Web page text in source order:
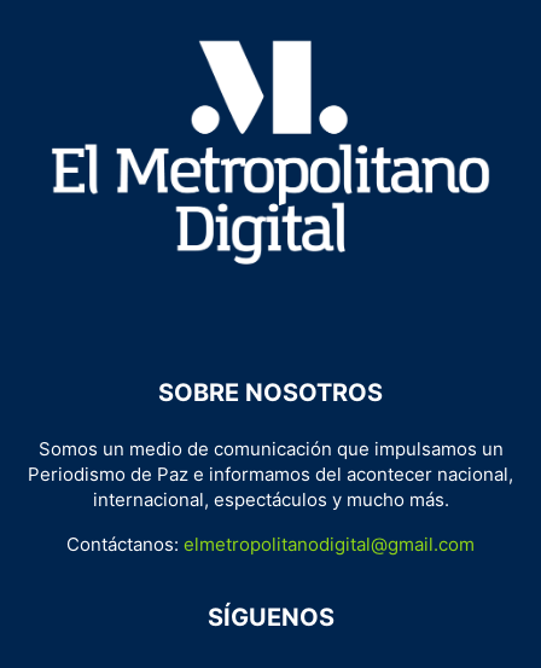
SOBRE NOSOTROS
Somos un medio de comunicación que impulsamos un
Periodismo de Paz e informamos del acontecer nacional,
internacional, espectáculos y mucho más.
Contáctanos: elmetropolitanodigital@gmail.com
SÍGUENOS